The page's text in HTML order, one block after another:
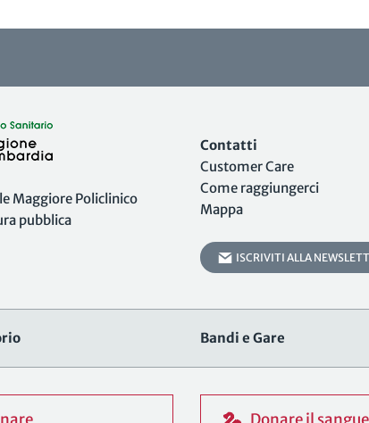
Maggiore Policlinico
pubblica
Contatti
Customer Care
Come raggiungerci
Mappa
ISCRIVITI ALLA
Bandi e Gare